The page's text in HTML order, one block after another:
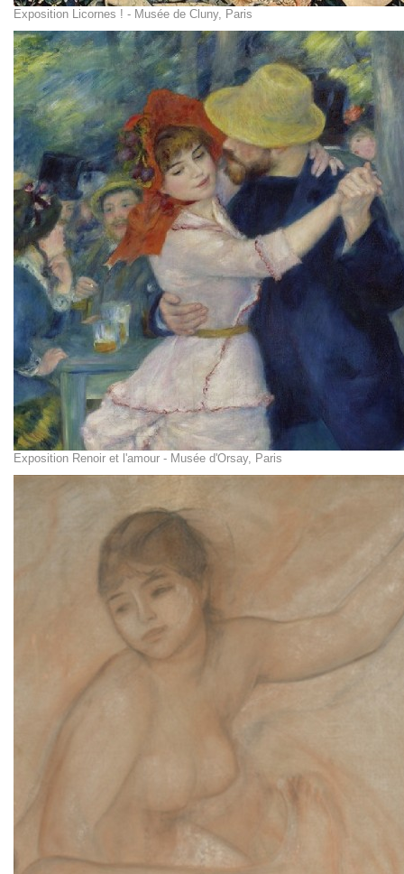
Exposition Licornes ! - Musée de Cluny, Paris
Exposition Renoir et l'amour - Musée d'Orsay, Paris